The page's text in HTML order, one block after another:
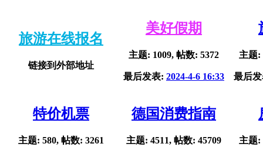
旅游在线报名
链接到外部地址
美好假期
主题: 1009, 帖数: 5372
最后发表: 2024-4-6 16:33
主题:
最后
特价机票
主题: 580, 帖数: 3261
德国消费指南
主题: 4511, 帖数: 45709 主题: